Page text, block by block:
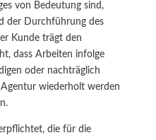
von Bedeutung sind,
der Durchführung des
Kunde trägt den
dass Arbeiten infolge
oder nachträglich
wiederholt werden
die für die